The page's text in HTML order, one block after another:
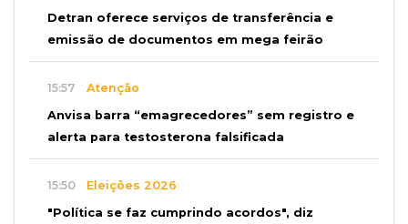
Detran oferece serviços de transferência e
emissão de documentos em mega feirão
15:57 Atenção
Anvisa barra “emagrecedores” sem registro e
alerta para testosterona falsificada
15:50 Eleições 2026
"Política se faz cumprindo acordos", diz